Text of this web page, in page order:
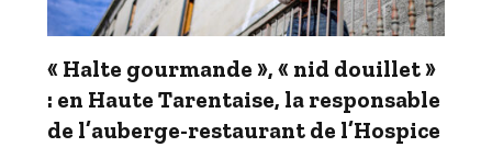
« Halte gourmande », « nid douillet »
: en Haute Tarentaise, la responsable
de l’auberge-restaurant de l’Hospice